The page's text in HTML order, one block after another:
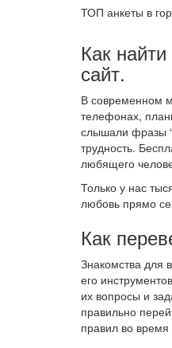
ТОП анкеты в
Как
сайт.
В современном
телефонах,
слышали фразы
трудность.
любящего
Только у нас
любовь прямо
Как
Знакомства для
его
их вопросы и
правильно
правил во время